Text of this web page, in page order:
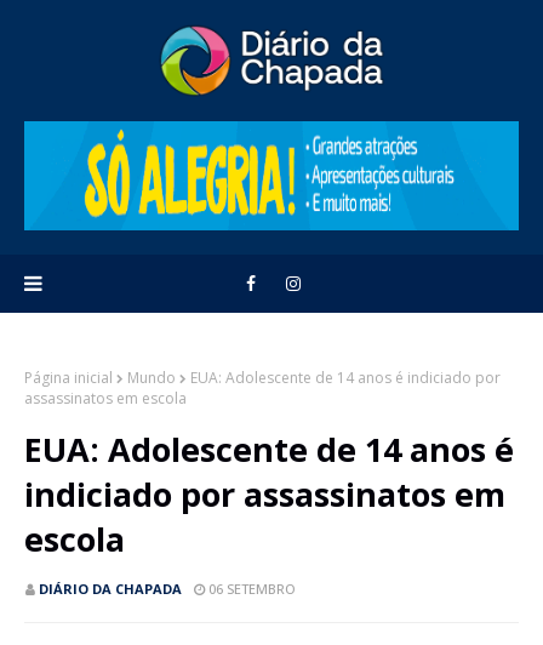
Página inicial Mundo
EUA: Adolescente de 14 anos é indiciado por
assassinatos em escola
EUA: Adolescente de 14 anos é
indiciado por assassinatos em
escola
DIÁRIO DA CHAPADA 06 SETEMBRO